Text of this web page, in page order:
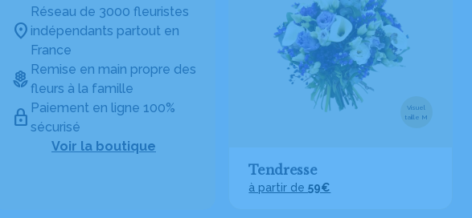
Réseau de 3000 fleuristes
indépendants partout en
France
Remise en main propre des
fleurs à la famille
Paiement en ligne 100%
sécurisé
Voir la boutique
Visuel
taille M
Tendresse
à partir de59€